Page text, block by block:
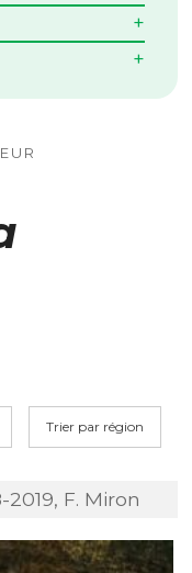
Trier par région
F. Miron